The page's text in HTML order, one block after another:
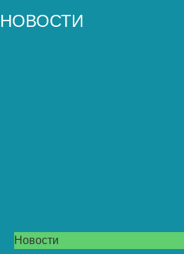
НОВОСТИ
Новости